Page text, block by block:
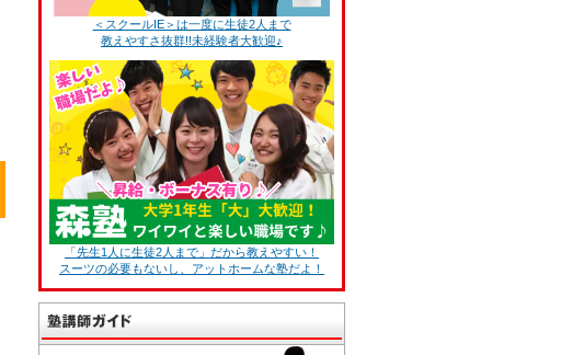
＜スクールIE＞は一度に生徒2人まで
教えやすさ抜群!!未経験者大歓迎♪
「先生1人に生徒2人まで」だから教えやすい！
スーツの必要もないし、アットホームな塾だよ！